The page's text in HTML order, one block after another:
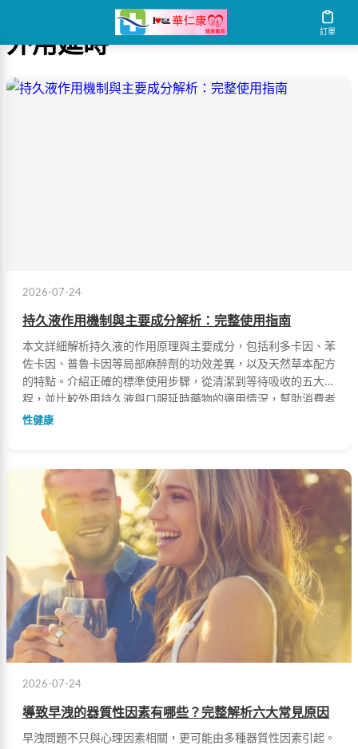
訂單
外用延時
2026-07-24
持久液作用機制與主要成分解析：完整使用指南
本文詳細解析持久液的作用原理與主要成分，包括利多卡因、苯
佐卡因、普魯卡因等局部麻醉劑的功效差異，以及天然草本配方
的特點。介紹正確的標準使用步驟，從清潔到等待吸收的五大流
程，並比較外用持久液與口服延時藥物的適用情況，幫助消費者
根據自身需求做出明智選擇。
性健康
2026-07-24
導致早洩的器質性因素有哪些？完整解析六大常見原因
早洩問題不只與心理因素相關，更可能由多種器質性因素引起。